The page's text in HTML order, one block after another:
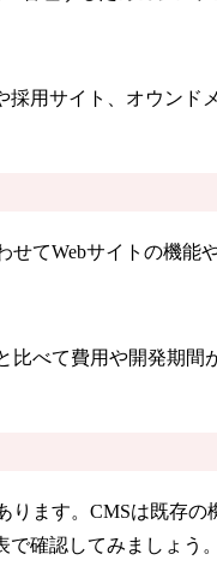
用サイト、オウンド
てWebサイトの機
べて費用や開発期間
ます。CMSは既存
確認してみましょう。